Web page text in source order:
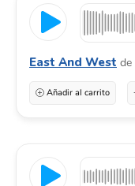
East And West de
Añadir al carrito